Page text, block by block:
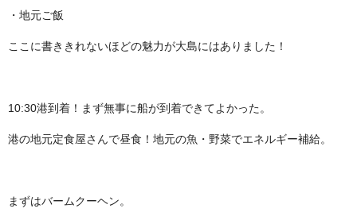
・地元ご飯
ここに書ききれないほどの魅力が大島にはありました！
10:30港到着！まず無事に船が到着できてよかった。
港の地元定食屋さんで昼食！地元の魚・野菜でエネルギー補給。
まずはバームクーヘン。